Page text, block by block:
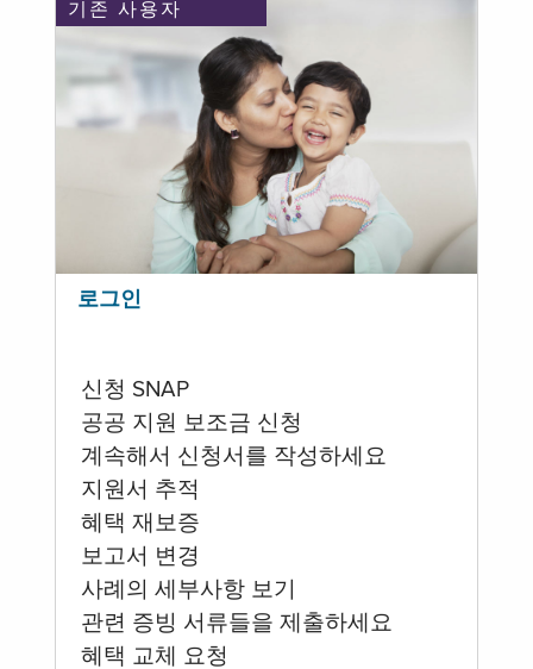
기존 사용자
로그인
신청 SNAP
공공 지원 보조금 신청
계속해서 신청서를 작성하세요
지원서 추적
혜택 재보증
보고서 변경
사례의 세부사항 보기
관련 증빙 서류들을 제출하세요
혜택 교체 요청